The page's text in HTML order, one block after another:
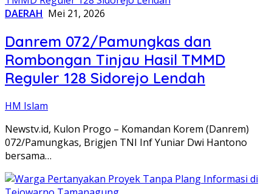
DAERAH Mei 21, 2026
Danrem 072/Pamungkas dan
Rombongan Tinjau Hasil TMMD
Reguler 128 Sidorejo Lendah
HM Islam
Newstv.id, Kulon Progo – Komandan Korem (Danrem)
072/Pamungkas, Brigjen TNI Inf Yuniar Dwi Hantono
bersama…